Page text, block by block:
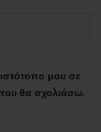
μου σε
θα σχολιάσω.